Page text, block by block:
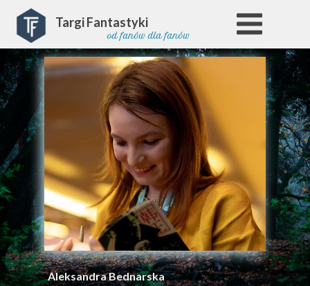
od fanów dla fanów
Targi Fantastyki
Aleksandra Bednarska